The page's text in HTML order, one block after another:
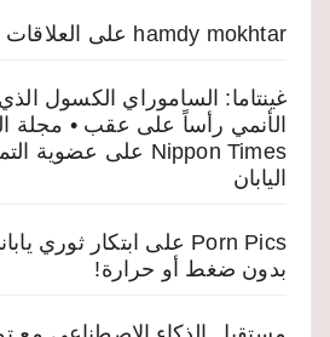
hamdy mokhtar على العلاقات
غينتاما: الساموراي الكسول
Nippon Times على عضوية
اليابان
Porn Pics على ابتكار ثوري
بدون ضغط أو حرارة!